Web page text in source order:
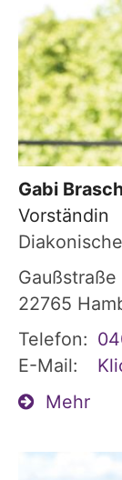
Gabi
Vorständin
Gaußstraße
22765
Telefon:
E-Mail:
Mehr